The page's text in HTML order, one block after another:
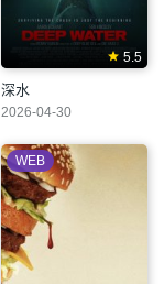
5.5
深水
2026-04-30
WEB